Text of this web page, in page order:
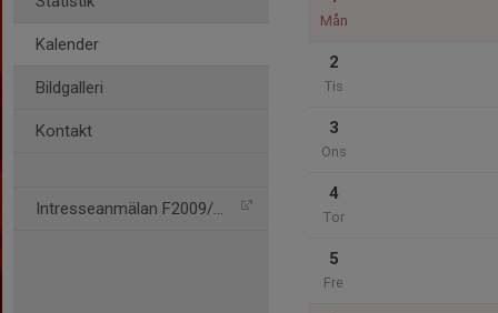
Kalender
Bildgalleri
Kontakt
Intresseanmälan F2009/F20
Mån
2
Tis
3
Ons
4
Tor
5
Fre